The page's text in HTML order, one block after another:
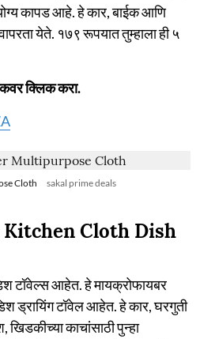
कापड आहे. हे कार, बाईक आणि
येते. १७९ रूपयात तुम्हाला ही ५
क्लिक करा.
Cloth sakal prime deals
Kitchen Cloth Dish
टॉवेल्स आहेत. हे मायक्रोफायबर
ड्रायिंग टॉवेल आहेत. हे कार, घरगुती
काचांसाठी पुन्हा